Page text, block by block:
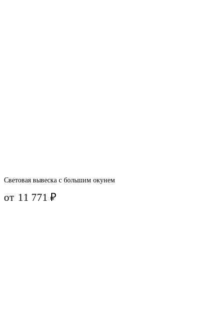
Световая вывеска с большим окунем
от 11 771₽